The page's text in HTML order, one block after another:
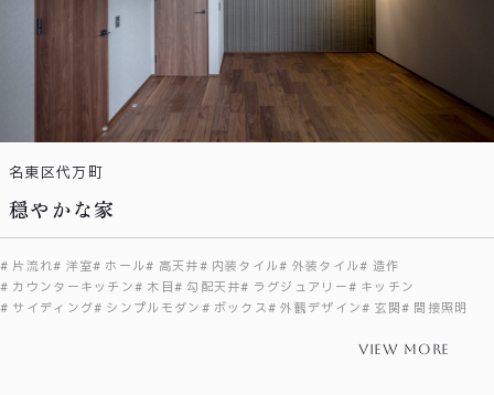
名東区代万町
穏やかな家
片流れ 洋室 ホール 高天井 内装タイル 外装タイル
造作
カウンターキッチン
木目 勾配天井 ラグジュアリー
キッチン
サイディング
シンプルモダン ボックス 外観デザイン 玄関 間接照明
view more